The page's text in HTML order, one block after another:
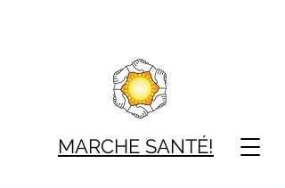
MARCHE SANTÉ!